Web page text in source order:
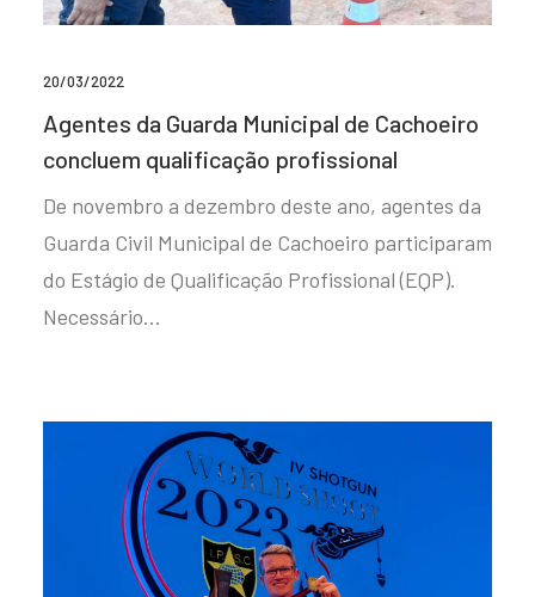
20/03/2022
Agentes da Guarda Municipal de Cachoeiro
concluem qualificação profissional
De novembro a dezembro deste ano, agentes da
Guarda Civil Municipal de Cachoeiro participaram
do Estágio de Qualificação Profissional (EQP).
Necessário…